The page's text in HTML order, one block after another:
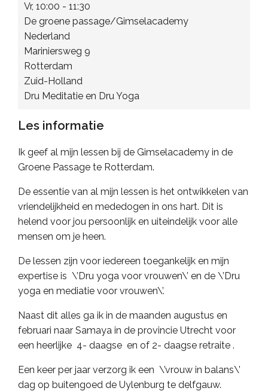
Vr, 10:00 - 11:30
De groene passage/Gimselacademy
Nederland
Mariniersweg 9
Rotterdam
Zuid-Holland
Dru Meditatie en Dru Yoga
Les informatie
Ik geef al mijn lessen bij de Gimselacademy in de
Groene Passage te Rotterdam.
De essentie van al mijn lessen is het ontwikkelen van
vriendelijkheid en mededogen in ons hart. Dit is
helend voor jou persoonlijk en uiteindelijk voor alle
mensen om je heen.
De lessen zijn voor iedereen toegankelijk en mijn
expertise is \’Dru yoga voor vrouwen\’ en de \’Dru
yoga en mediatie voor vrouwen\’.
Naast dit alles ga ik in de maanden augustus en
februari naar Samaya in de provincie Utrecht voor
een heerlijke 4- daagse en of 2- daagse retraite .
Een keer per jaar verzorg ik een \’vrouw in balans\’
dag op buitengoed de Uylenburg te delfgauw.